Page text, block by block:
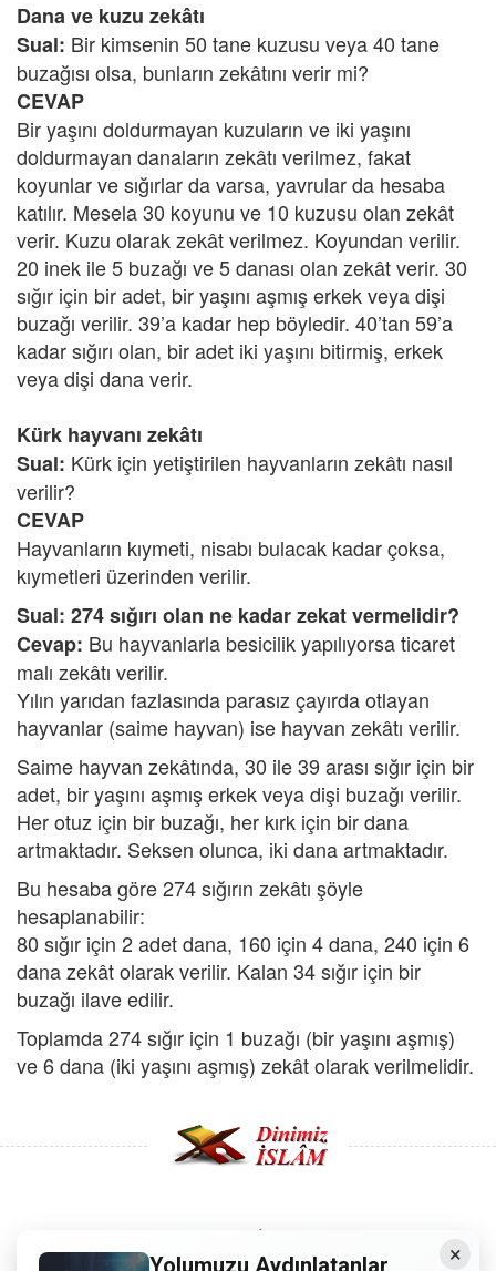
Dana ve kuzu zekâtı
Sual: Bir kimsenin 50 tane kuzusu veya 40 tane
buzağısı olsa, bunların zekâtını verir mi?
CEVAP
Bir yaşını doldurmayan kuzuların ve iki yaşını
doldurmayan danaların zekâtı verilmez, fakat
koyunlar ve sığırlar da varsa, yavrular da hesaba
katılır. Mesela 30 koyunu ve 10 kuzusu olan zekât
verir. Kuzu olarak zekât verilmez. Koyundan verilir.
20 inek ile 5 buzağı ve 5 danası olan zekât verir. 30
sığır için bir adet, bir yaşını aşmış erkek veya dişi
buzağı verilir. 39’a kadar hep böyledir. 40’tan 59’a
kadar sığırı olan, bir adet iki yaşını bitirmiş, erkek
veya dişi dana verir.
Kürk hayvanı zekâtı
Sual: Kürk için yetiştirilen hayvanların zekâtı nasıl
verilir?
CEVAP
Hayvanların kıymeti, nisabı bulacak kadar çoksa,
kıymetleri üzerinden verilir.
Sual: 274 sığırı olan ne kadar zekat vermelidir?
Cevap: Bu hayvanlarla besicilik yapılıyorsa ticaret
malı zekâtı verilir.
Yılın yarıdan fazlasında parasız çayırda otlayan
hayvanlar (saime hayvan) ise hayvan zekâtı verilir.
Saime hayvan zekâtında, 30 ile 39 arası sığır için bir
adet, bir yaşını aşmış erkek veya dişi buzağı verilir.
Her otuz için bir buzağı, her kırk için bir dana
artmaktadır. Seksen olunca, iki dana artmaktadır.
Bu hesaba göre 274 sığırın zekâtı şöyle
hesaplanabilir:
80 sığır için 2 adet dana, 160 için 4 dana, 240 için 6
dana zekât olarak verilir. Kalan 34 sığır için bir
buzağı ilave edilir.
Toplamda 274 sığır için 1 buzağı (bir yaşını aşmış)
ve 6 dana (iki yaşını aşmış) zekât olarak verilmelidir.
Copyright © 2008 - Dinimiz İslam. Her Hakkı Saklıdır.
×
Yolumuzu Aydınlatanlar